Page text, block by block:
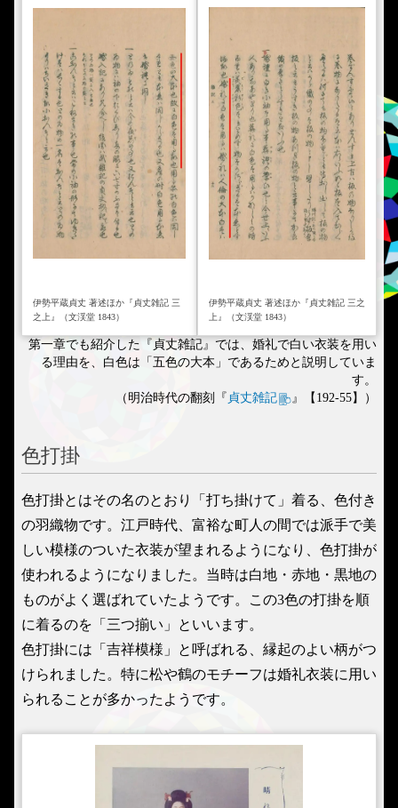
伊勢平蔵貞丈 著述ほか『貞丈雑記 三
之上』（文渓堂 1843）
伊勢平蔵貞丈 著述ほか『貞丈雑記 三之
上』（文渓堂 1843）
第一章でも紹介した『貞丈雑記』では、婚礼で白い衣装を用い
る理由を、白色は「五色の大本」であるためと説明していま
す。
（明治時代の翻刻『 貞丈雑記 』【192-55】）
色打掛
色打掛とはその名のとおり「打ち掛けて」着る、色付き
の羽織物です。江戸時代、富裕な町人の間では派手で美
しい模様のついた衣装が望まれるようになり、色打掛が
使われるようになりました。当時は白地・赤地・黒地の
ものがよく選ばれていたようです。この3色の打掛を順
に着るのを「三つ揃い」といいます。
色打掛には「吉祥模様」と呼ばれる、縁起のよい柄がつ
けられました。特に松や鶴のモチーフは婚礼衣装に用い
られることが多かったようです。